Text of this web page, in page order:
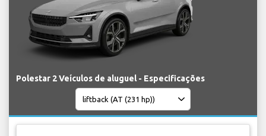
Polestar 2 Veículos de aluguel - Especificações